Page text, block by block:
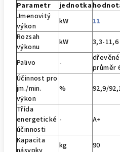
Parametr jednotka
Jmenovitý
výkon
kW 11
Rozsah
výkonu
kW 3,3-11,6
Palivo -
průměr
Účinnost pro
jm./min.
výkon
% 92,9/
Třída
energetické
účinnosti
- A+
Kapacita
kg 90